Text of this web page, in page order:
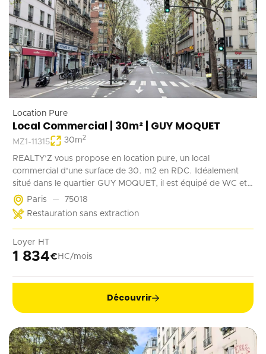
Location Pure
Local Commercial | 30m² | GUY MOQUET
MZ1-11315 30m2
REALTY'Z vous propose en location pure, un local
commercial d'une surface de 30. m2 en RDC. Idéalement
situé dans le quartier GUY MOQUET, il est équipé de WC et
d'un point d'eau. Il convient parfaitement à une activité de
coffee shop, barber, alimentation ...
Paris
75018
Restauration sans extraction
Loyer HT
1 834€ HC/mois
Découvrir